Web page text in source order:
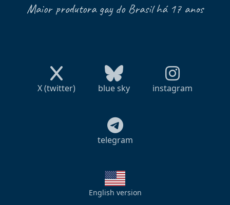
Maior produtora gay do Brasil há 17 anos
X (twitter) blue sky instagram
telegram
English version